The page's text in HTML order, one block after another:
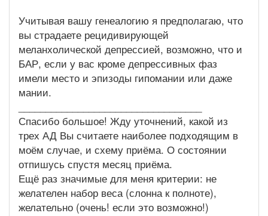
Учитывая вашу генеалогию я предполагаю, что
вы страдаете рецидивирующей
меланхолической депрессией, возможно, что и
БАР, если у вас кроме депрессивных фаз
имели место и эпизоды гипомании или даже
мании.
Спасибо большое! Жду уточнений, какой из
трех АД Вы считаете наиболее подходящим в
моём случае, и схему приёма. О состоянии
отпишусь спустя месяц приёма.
Ещё раз значимые для меня критерии: не
желателен набор веса (слонна к полноте),
желательно (очень! если это возможно!)